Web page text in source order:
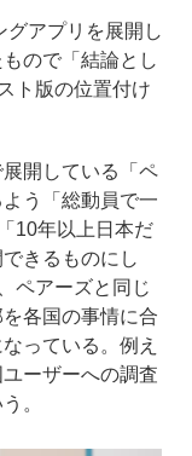
グアプリを展開し
ので「結論とし
ト版の位置付け
開している「ペ
う「総動員で一
10年以上日本だ
きるものにし
ペアーズと同じ
各国の事情に合
っている。例え
ーザーへの調査
。